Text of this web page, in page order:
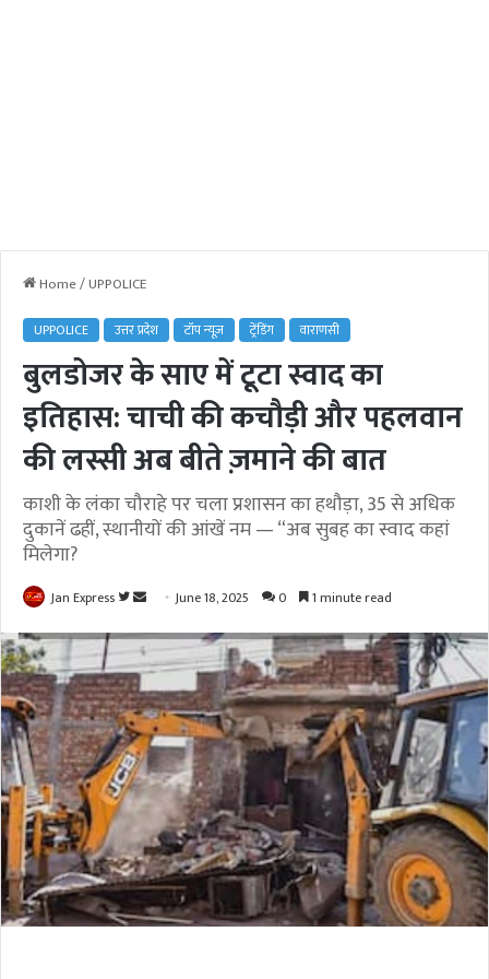
Home/UPPOLICE
UPPOLICE उत्तर प्रदेश टॉप न्यूज़ ट्रेंडिंग वाराणसी
बुलडोजर के साए में टूटा स्वाद का
इतिहास: चाची की कचौड़ी और पहलवान
की लस्सी अब बीते ज़माने की बात
काशी के लंका चौराहे पर चला प्रशासन का हथौड़ा, 35 से अधिक
दुकानें ढहीं, स्थानीयों की आंखें नम — “अब सुबह का स्वाद कहां
मिलेगा?
Jan Express
F
l
o
w
o
n
T
i
t
t
d
a
n
e
m
a
i
l
June 18, 2025 0 1 minute read